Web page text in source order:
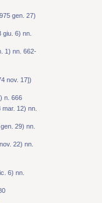
gen. 27)
6) nn.
1) nn. 662-
nov. 17])
n. 666
12) nn.
29) nn.
22) nn.
6) nn.